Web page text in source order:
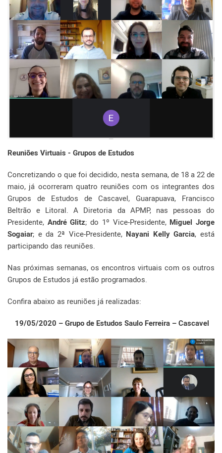
Reuniões Virtuais - Grupos de Estudos
Concretizando o que foi decidido, nesta semana, de 18 a 22 de
maio, já ocorreram quatro reuniões com os integrantes dos
Grupos de Estudos de Cascavel, Guarapuava, Francisco
Beltrão e Litoral. A Diretoria da APMP, nas pessoas do
Presidente, André Glitz; do 1º Vice-Presidente, Miguel Jorge
Sogaiar; e da 2ª Vice-Presidente, Nayani Kelly Garcia, está
participando das reuniões.
Nas próximas semanas, os encontros virtuais com os outros
Grupos de Estudos já estão programados.
Confira abaixo as reuniões já realizadas:
19/05/2020 – Grupo de Estudos Saulo Ferreira – Cascavel